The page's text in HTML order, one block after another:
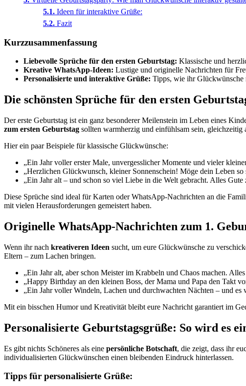
Ideen für interaktive Grüße:
Fazit
Kurzzusammenfassung
Liebevolle Sprüche für den ersten Geburtstag: Klassische und
Kreative WhatsApp-Ideen: Lustige und originelle Nachrichten für
Personalisierte und interaktive Grüße: Tipps, wie ihr Glückwünsche
Die schönsten Sprüche für den ersten
Der erste Geburtstag ist ein ganz besonderer Meilenstein im Leben eines
zum ersten Geburtstag sollten warmherzig und einfühlsam sein,
Hier ein paar Beispiele für klassische Glückwünsche:
„Ein Jahr voller erster Male, unvergesslicher Momente und vieler
„Herzlichen Glückwunsch, kleiner Sonnenschein! Möge dein Leben
„Ein Jahr alt – und schon so viel Liebe in die Welt gebracht. Alles Gute
Diese Sprüche sind ideal für Karten oder WhatsApp-Nachrichten an die
mit vielen Herausforderungen gemeistert haben.
Originelle WhatsApp-Nachrichten zum 1.
Wenn ihr nach kreativeren Ideen sucht, um eure Glückwünsche zu
Eltern – zum Lachen bringen.
„Ein Jahr alt, aber schon Meister im Krabbeln und Chaos machen.
„Happy Birthday an den kleinen Boss, der Mama und Papa den Takt
„Ein Jahr voller Windeln, Lachen und durchwachten Nächten – und
Mit ein bisschen Humor und Kreativität bleibt eure Nachricht garantiert im
Personalisierte Geburtstagsgrüße: So wird es
Es gibt nichts Schöneres als eine persönliche Botschaft, die zeigt, dass ihr
individualisierten Glückwünschen einen bleibenden Eindruck hinterlassen.
Tipps für personalisierte Grüße: